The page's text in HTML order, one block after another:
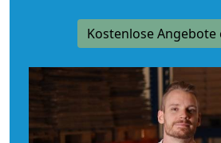
Kostenlose Angebote